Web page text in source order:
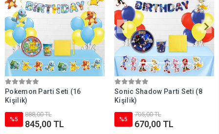
Pokemon Parti Seti (16
Kişilik)
%5
888,00 TL
845,00 TL
Sonic Shadow Parti Seti (8
Kişilik)
%5
705,00 TL
670,00 TL